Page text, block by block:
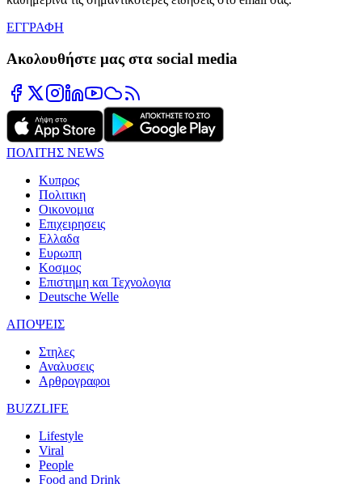
ΕΓΓΡΑΦΗ
Ακολουθήστε μας στα social media
ΠΟΛΙΤΗΣ NEWS
Κυπρος
Πολιτικη
Οικονομια
Επιχειρησεις
Ελλαδα
Ευρωπη
Κοσμος
Επιστημη και Τεχνολογια
Deutsche Welle
ΑΠΟΨΕΙΣ
Στηλες
Αναλυσεις
Αρθρογραφοι
BUZZLIFE
Lifestyle
Viral
People
Food and Drink